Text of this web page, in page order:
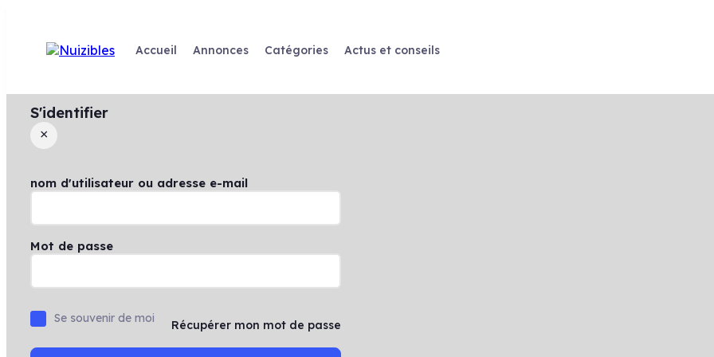
content
Accueil Annonces Catégories Actus et conseils
S'identifier
×
nom d'utilisateur ou adresse e-mail
Mot de passe
Se souvenir de moi Récupérer mon mot de passe